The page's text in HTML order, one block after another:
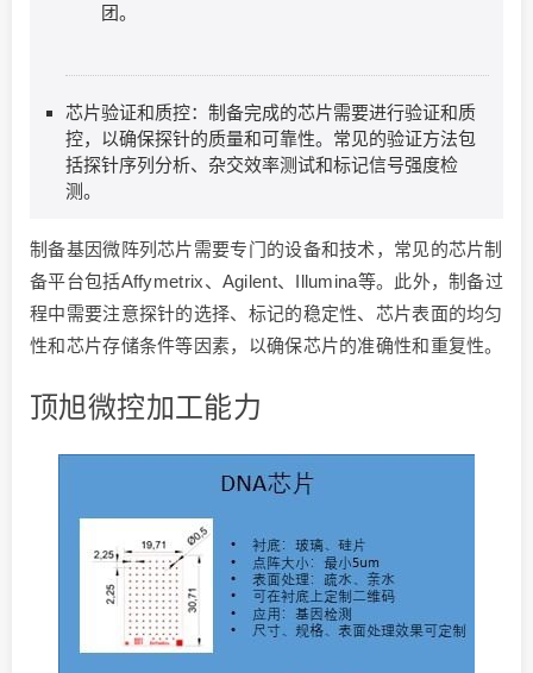
团。
芯片验证和质控：制备完成的芯片需要进行验证和质
控，以确保探针的质量和可靠性。常见的验证方法包
括探针序列分析、杂交效率测试和标记信号强度检
测。
制备基因微阵列芯片需要专门的设备和技术，常见的芯片制
备平台包括Affymetrix、Agilent、Illumina等。此外，制备过
程中需要注意探针的选择、标记的稳定性、芯片表面的均匀
性和芯片存储条件等因素，以确保芯片的准确性和重复性。
顶旭微控加工能力